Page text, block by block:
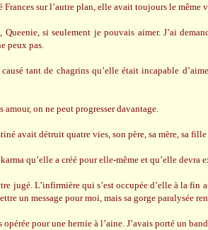
Frances sur l’autre plan, elle avait toujours le même
Queenie, si seulement je pouvais aimer. J’ai
peux pas.
tant de chagrins qu’elle était incapable
amour, on ne peut progresser davantage.
avait détruit quatre vies, son père, sa mère, sa
qu’elle a créé pour elle-même et qu’elle devra
jugé. L’infirmière qui s’est occupée d’elle à la fin
un message pour moi, mais sa gorge paralysée
opérée pour une hernie à l’aine. J’avais porté un